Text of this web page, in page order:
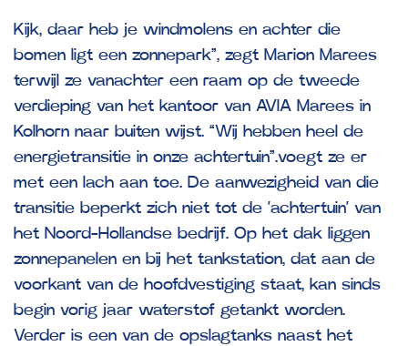
Kijk, daar heb je windmolens en achter die
bomen ligt een zonnepark”, zegt Marion Marees
terwijl ze vanachter een raam op de tweede
verdieping van het kantoor van AVIA Marees in
Kolhorn naar buiten wijst. “Wij hebben heel de
energietransitie in onze achtertuin”.voegt ze er
met een lach aan toe. De aanwezigheid van die
transitie beperkt zich niet tot de ‘achtertuin’ van
het Noord-Hollandse bedrijf. Op het dak liggen
zonnepanelen en bij het tankstation, dat aan de
voorkant van de hoofdvestiging staat, kan sinds
begin vorig jaar waterstof getankt worden.
Verder is een van de opslagtanks naast het